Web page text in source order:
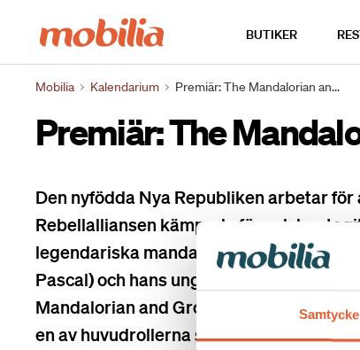
Samtycke
BUTIKER
Mobilia Kalendarium Premiär: The Mandalorian an...
Premiär: The
Den nyfödda Nya Republiken arbetar
Rebellalliansen kämpade för och har
legendariska mandaloriska prisjägaren
Pascal) och hans unga lärling Grogu.
Mandalorian and Grogu" är regisserad av
en av huvudrollerna ser vi även